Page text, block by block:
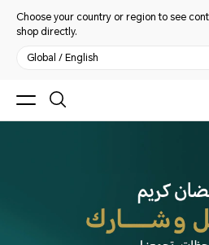
Choose your country or region to see
shop directly.
Global / English